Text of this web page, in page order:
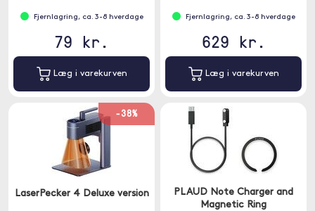
Fjernlagring, ca. 3-8 hverdage
79 kr.
Læg i varekurven
Fjernlagring, ca. 3-8 hverdage
629 kr.
Læg i varekurven
-38%
LaserPecker 4 Deluxe version
PLAUD Note Charger and
Magnetic Ring